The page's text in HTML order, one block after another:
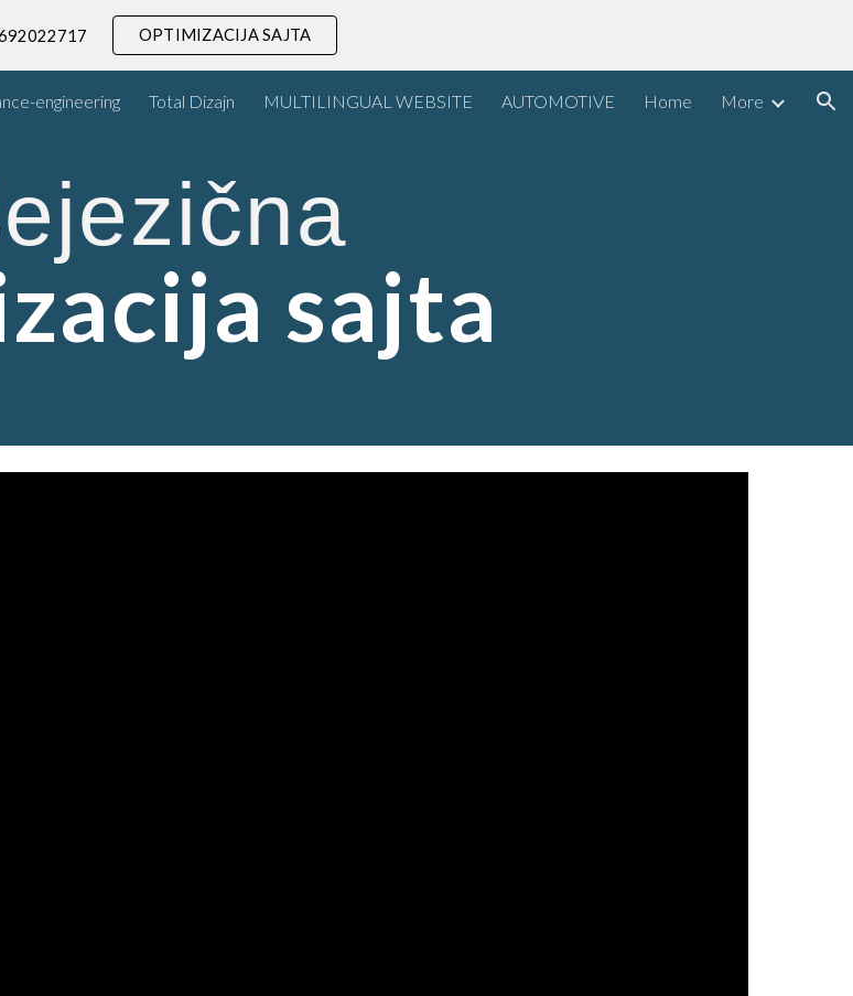
Skip to navigation
OPTIMIZACIJA SAJTA
engineering Total Dizajn MULTILINGUAL WEBSITE AUTOMOTIVE Home More
sajta